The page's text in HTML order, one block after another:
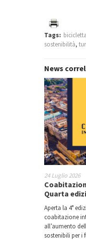
Tags: bicicletta
sostenibilità,
News
24 Luglio 2026
Quarta
Aperta la 4°
coabitazione
all’aumento
sostenibili per i